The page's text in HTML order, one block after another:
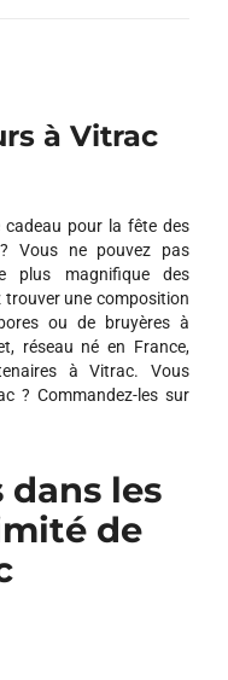
à Vitrac
pour la fête des
Vous ne pouvez pas
plus magnifique des
trouver une composition
ou de bruyères à
réseau né en France,
à Vitrac. Vous
? Commandez-les sur
dans les
de